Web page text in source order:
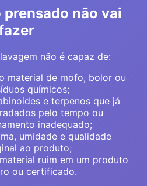
prensado não vai
não é capaz de:
material de mofo, bolor ou
químicos;
e terpenos que já
pelo tempo ou
inadequado;
umidade e qualidade
ao produto;
ruim em um produto
ou certificado.